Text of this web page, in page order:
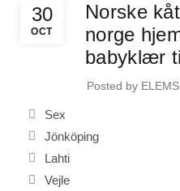
30
OCT
Norske
norge
babyklær
Posted by
Sex
Jönköping
Lahti
Vejle